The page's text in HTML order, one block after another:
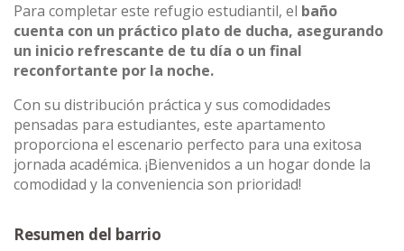
Para completar este refugio estudiantil, el baño
cuenta con un práctico plato de ducha, asegurando
un inicio refrescante de tu día o un final
reconfortante por la noche.
Con su distribución práctica y sus comodidades
pensadas para estudiantes, este apartamento
proporciona el escenario perfecto para una exitosa
jornada académica. ¡Bienvenidos a un hogar donde la
comodidad y la conveniencia son prioridad!
Resumen del barrio